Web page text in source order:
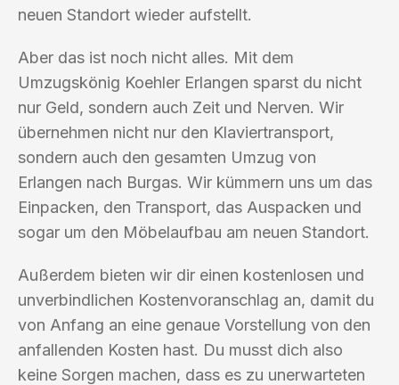
neuen Standort wieder aufstellt.
Aber das ist noch nicht alles. Mit dem
Umzugskönig Koehler Erlangen sparst du nicht
nur Geld, sondern auch Zeit und Nerven. Wir
übernehmen nicht nur den Klaviertransport,
sondern auch den gesamten Umzug von
Erlangen nach Burgas. Wir kümmern uns um das
Einpacken, den Transport, das Auspacken und
sogar um den Möbelaufbau am neuen Standort.
Außerdem bieten wir dir einen kostenlosen und
unverbindlichen Kostenvoranschlag an, damit du
von Anfang an eine genaue Vorstellung von den
anfallenden Kosten hast. Du musst dich also
keine Sorgen machen, dass es zu unerwarteten